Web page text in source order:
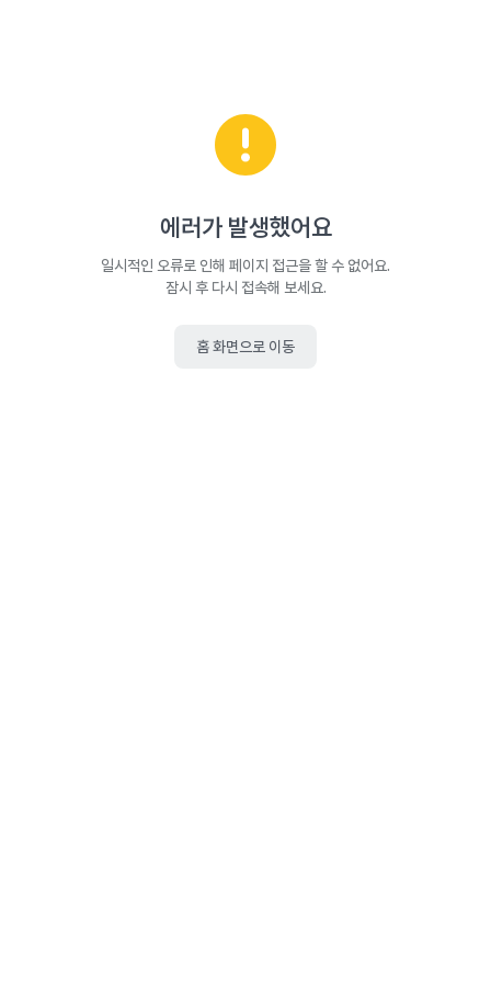
에러가 발생했어요
일시적인 오류로 인해 페이지 접근을 할 수 없어요.
잠시 후 다시 접속해 보세요.
홈 화면으로 이동